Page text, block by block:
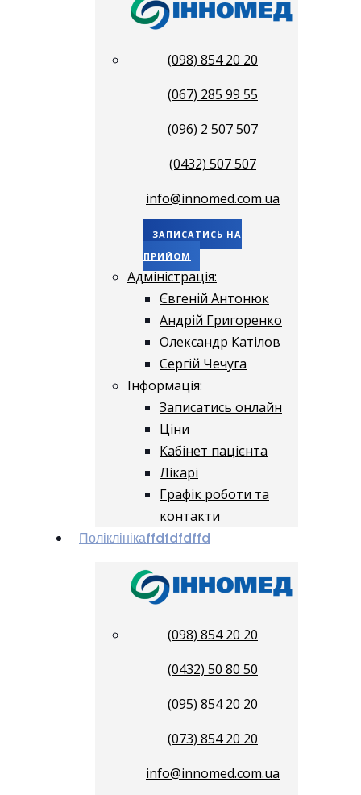
(098) 854 20 20
(067) 285 99 55
(096) 2 507 507
(0432) 507 507
info@innomed.com.ua
ЗАПИСАТИСЬ НА
ПРИЙОМ
Адміністрація:
Євгеній Антонюк
Андрій Григоренко
Олександр Катілов
Сергій Чечуга
Інформація:
Записатись онлайн
Ціни
Кабінет пацієнта
Лікарі
Графік роботи та
контакти
Поліклінікаffdfdfdffd
(098) 854 20 20
(0432) 50 80 50
(095) 854 20 20
(073) 854 20 20
info@innomed.com.ua